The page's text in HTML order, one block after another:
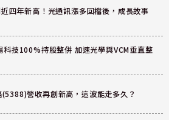
四年新高！光通訊漲多回檔後，成長故事
技100%持股整併 加速光學與VCM垂直整
營收再創新高，這波能走多久？